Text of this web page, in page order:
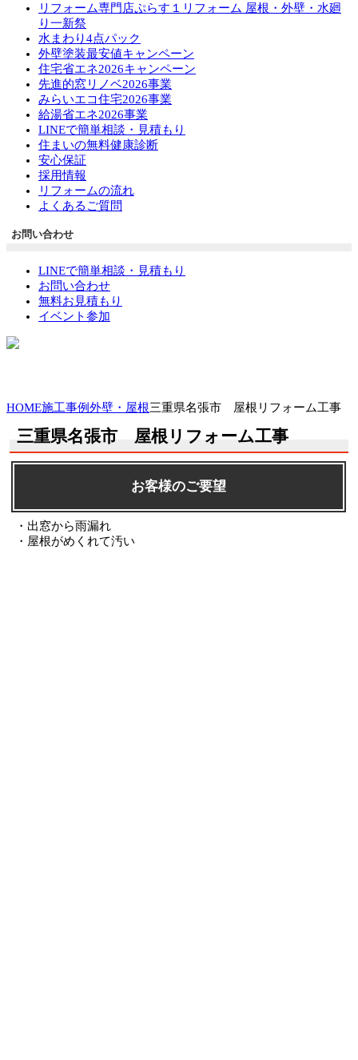
リフォーム専門店ぷらす１リフォーム 屋根・外壁・水廻
り一新祭
水まわり4点パック
外壁塗装最安値キャンペーン
住宅省エネ2026キャンペーン
先進的窓リノベ2026事業
みらいエコ住宅2026事業
給湯省エネ2026事業
LINEで簡単相談・見積もり
住まいの無料健康診断
安心保証
採用情報
リフォームの流れ
よくあるご質問
お問い合わせ
LINEで簡単相談・見積もり
お問い合わせ
無料お見積もり
イベント参加
HOME施工事例外壁・屋根三重県名張市 屋根リフォーム工事
三重県名張市 屋根リフォーム工事
お客様のご要望
・出窓から雨漏れ
・屋根がめくれて汚い